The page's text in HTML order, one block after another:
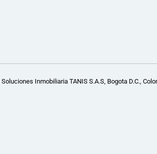
Soluciones Inmobiliaria TANIS S.A.S, Bogota D.C.,